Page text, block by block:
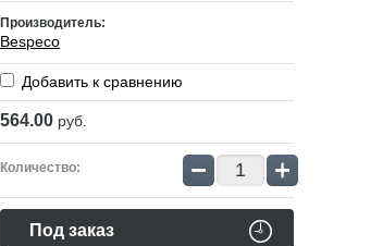
Производитель:
Bespeco
Добавить к сравнению
564.00 руб.
Количество: − +
Под заказ